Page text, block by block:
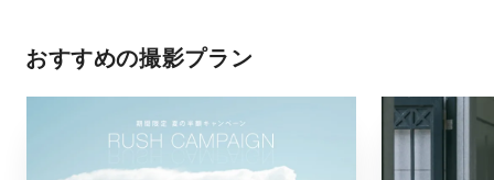
おすすめの撮影プラン